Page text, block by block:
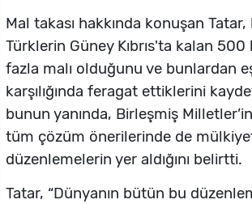
Mal takası hakkında konuşan Tatar,
Türklerin Güney Kıbrıs'ta kalan
fazla malı olduğunu ve bunlardan
karşılığında feragat ettiklerini
bunun yanında, Birleşmiş
tüm çözüm önerilerinde de
düzenlemelerin yer aldığını belirtti.
Tatar, “Dünyanın bütün bu